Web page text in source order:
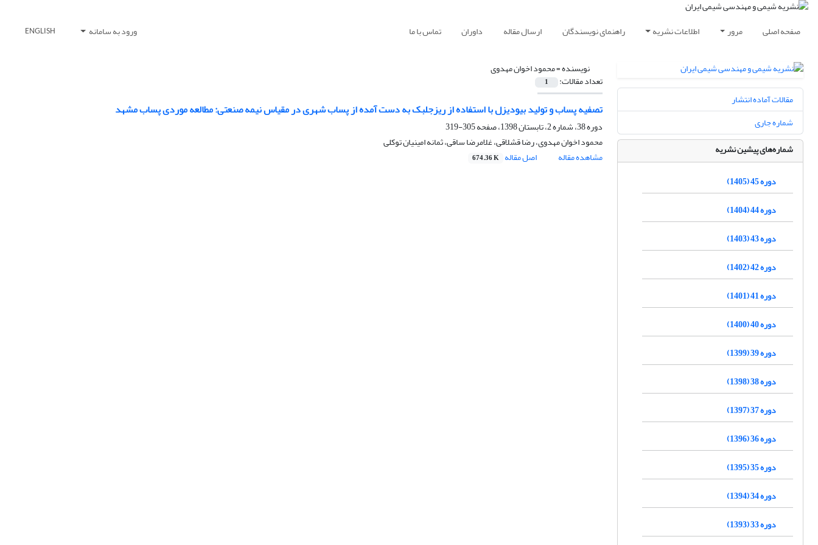
صفحه اصلی مرور اطلاعات نشریه راهنمای نویسندگان ارسال مقاله داوران تماس با ما ورود به سامانه ENGLISH
نویسنده =محمود اخوان مهدوی
تعداد مقالات: 1
تصفیه پساب و تولید بیودیزل با استفاده از ریزجلبک به دست آمده از پساب شهری در مقیاس نیمه صنعتی: مطالعه موردی پساب مشهد
دوره 38، شماره 2، تابستان 1398، صفحه
305-319
محمود اخوان مهدوی، رضا قشلاقی، غلامرضا ساقی، ثمانه امینیان توکلی
مشاهده مقاله
اصل مقاله 674.36 K
مقالات آماده انتشار
شماره جاری
شماره‌های پیشین نشریه
دوره 45 (1405)
دوره 44 (1404)
دوره 43 (1403)
دوره 42 (1402)
دوره 41 (1401)
دوره 40 (1400)
دوره 39 (1399)
دوره 38 (1398)
دوره 37 (1397)
دوره 36 (1396)
دوره 35 (1395)
دوره 34 (1394)
دوره 33 (1393)